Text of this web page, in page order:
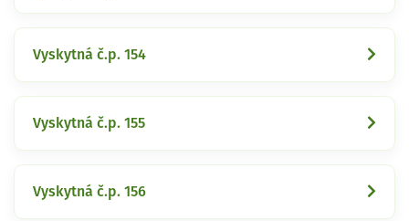
Vyskytná č.p. 154
Vyskytná č.p. 155
Vyskytná č.p. 156